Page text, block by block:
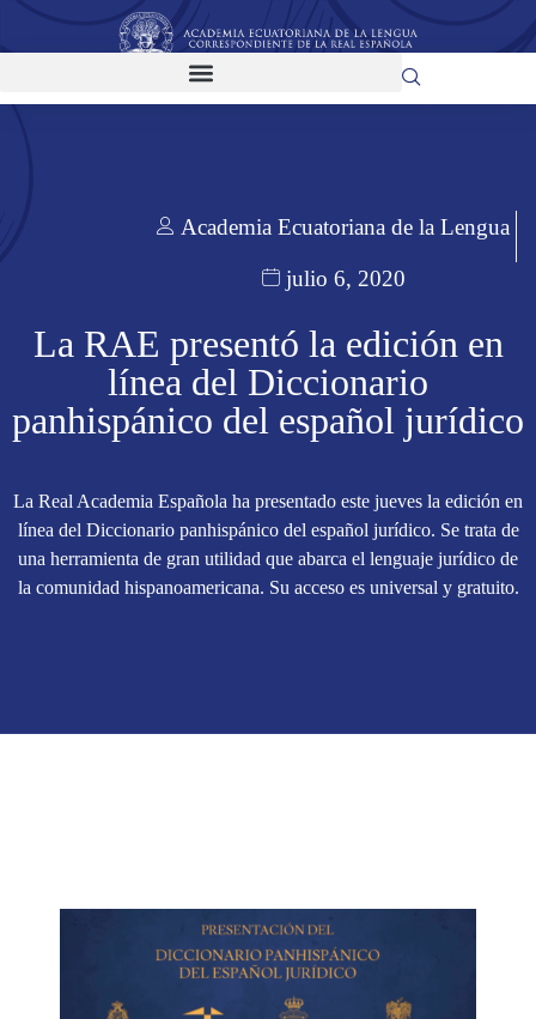
Academia Ecuatoriana de la Lengua
julio 6, 2020
La RAE presentó la edición en
línea del Diccionario
panhispánico del español jurídico
La Real Academia Española ha presentado este jueves la edición en
línea del Diccionario panhispánico del español jurídico. Se trata de
una herramienta de gran utilidad que abarca el lenguaje jurídico de
la comunidad hispanoamericana. Su acceso es universal y gratuito.